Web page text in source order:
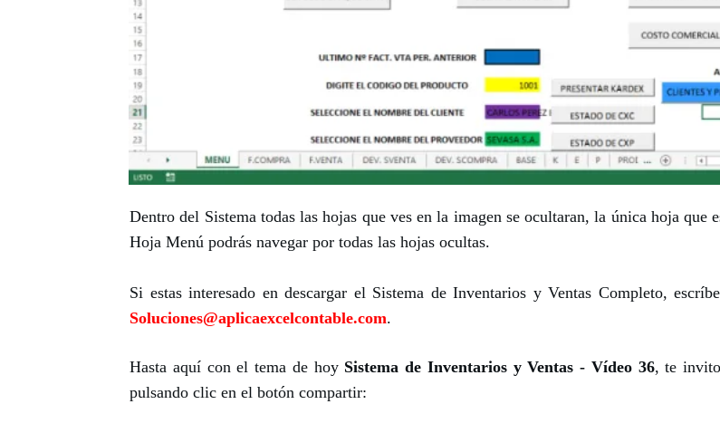
Dentro del Sistema todas las hojas que ves en la imagen se ocultaran, la única hoja que
Hoja Menú podrás navegar por todas las hojas ocultas.
Si estas interesado en descargar el Sistema de Inventarios y Ventas Completo,
Soluciones@aplicaexcelcontable.com.
Hasta aquí con el tema de hoy Sistema de Inventarios y Ventas - Vídeo 36, te invito
pulsando clic en el botón compartir: